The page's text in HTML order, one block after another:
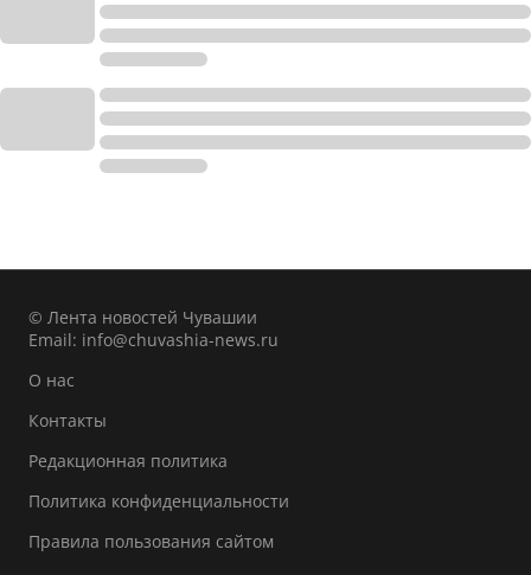
© Лента новостей Чувашии
Email: info@chuvashia-news.ru
О нас
Контакты
Редакционная политика
Политика конфиденциальности
Правила пользования сайтом